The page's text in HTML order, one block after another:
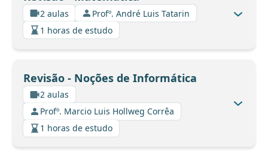
2 aulas
Profº. André Luis Tatarin
1 horas de estudo
Revisão - Noções de Informática
2 aulas
Profº. Marcio Luis Hollweg Corrêa
1 horas de estudo